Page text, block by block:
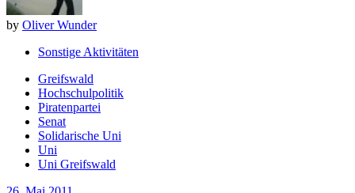
by Oliver Wunder
Sonstige Aktivitäten
Greifswald
Hochschulpolitik
Piratenpartei
Senat
Solidarische Uni
Uni
Uni Greifswald